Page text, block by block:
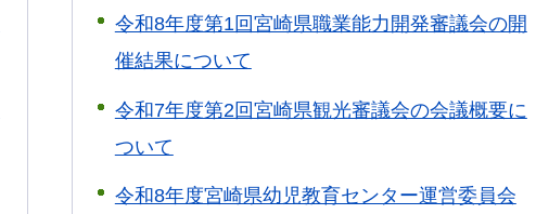
令和8年度第1回宮崎県職業能力開発審議会の開
催結果について
令和7年度第2回宮崎県観光審議会の会議概要に
ついて
令和8年度宮崎県幼児教育センター運営委員会